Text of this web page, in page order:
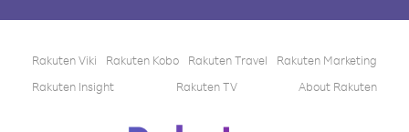
Rakuten Viki Rakuten Kobo Rakuten Travel
Rakuten Marketing
Rakuten Insight
Rakuten TV About Rakuten